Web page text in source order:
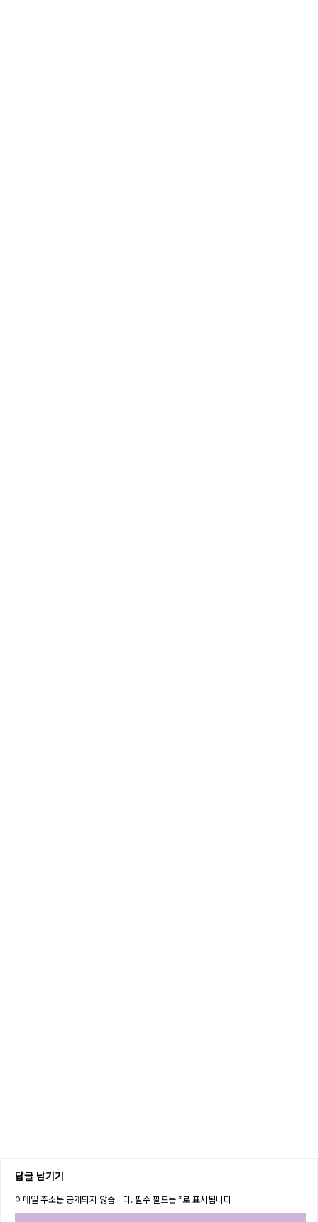
답글 남기기
이메일 주소는 공개되지 않습니다.필수 필드는 *로 표시됩니다